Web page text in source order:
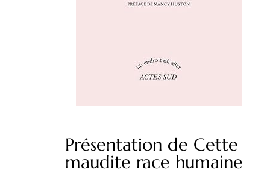
Présentation de Cette
maudite race humaine